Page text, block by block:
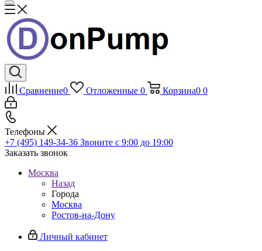
Сравнение0 Отложенные 0 Корзина0 0
Телефоны
+7 (495) 149-34-36 Звоните с 9:00 до 19:00
Заказать звонок
Москва
Назад
Города
Москва
Ростов-на-Дону
Личный кабинет